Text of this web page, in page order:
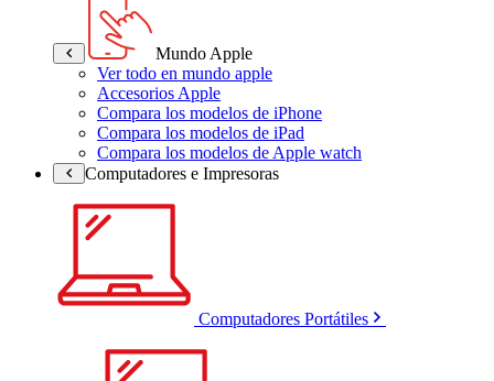
Mundo Apple
Ver todo en mundo apple
Accesorios Apple
Compara los modelos de iPhone
Compara los modelos de iPad
Compara los modelos de Apple watch
Computadores e Impresoras
Computadores Portátiles